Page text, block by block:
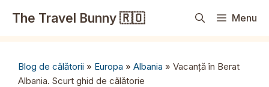
The Travel Bunny 🇷🇴 Menu
Blog de călătorii » Europa » Albania » Vacanță în Berat
Albania. Scurt ghid de călătorie